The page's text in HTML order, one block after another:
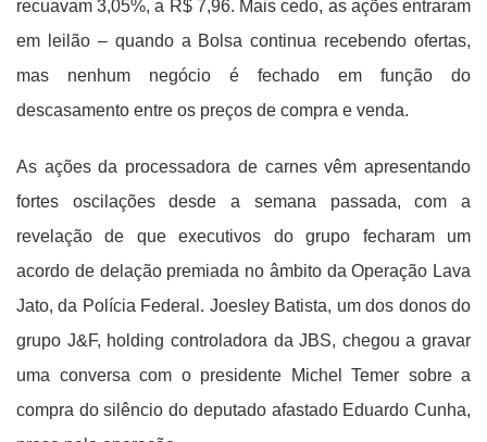
recuavam 3,05%, a R$ 7,96. Mais cedo, as ações entraram
em leilão – quando a Bolsa continua recebendo ofertas,
mas nenhum negócio é fechado em função do
descasamento entre os preços de compra e venda.
As ações da processadora de carnes vêm apresentando
fortes oscilações desde a semana passada, com a
revelação de que executivos do grupo fecharam um
acordo de delação premiada no âmbito da Operação Lava
Jato, da Polícia Federal. Joesley Batista, um dos donos do
grupo J&F, holding controladora da JBS, chegou a gravar
uma conversa com o presidente Michel Temer sobre a
compra do silêncio do deputado afastado Eduardo Cunha,